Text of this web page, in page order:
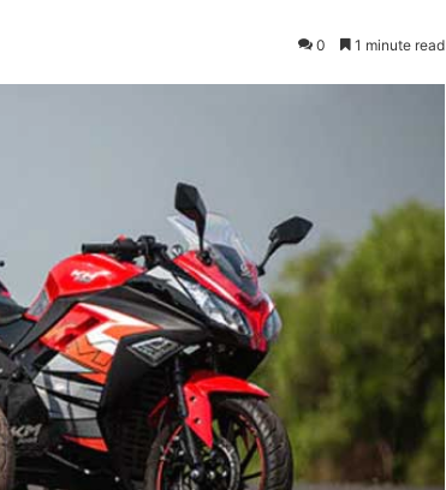
0 1 minute read